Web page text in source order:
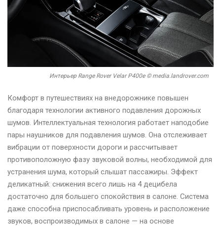
Интерьер Range Rover Velar P400e © media.landrover.com
Комфорт в путешествиях на внедорожнике повышен
благодаря технологии активного подавления дорожных
шумов. Интеллектуальная технология работает наподобие
пары наушников для подавления шумов. Она отслеживает
вибрации от поверхности дороги и рассчитывает
противоположную фазу звуковой волны, необходимой для
устранения шума, который слышат пассажиры. Эффект
деликатный: снижения всего лишь на 4 децибела
достаточно для большего спокойствия в салоне. Система
даже способна приспосабливать уровень и расположение
звуков, воспроизводимых в салоне — на основе